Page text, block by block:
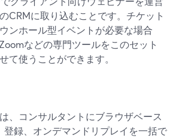
CRMに取り込むことです。チケット
ンホール型イベントが必要な場合
などの専門ツールをこのセット
て使うことができます。
、コンサルタントにブラウザベース
登録、オンデマンドリプレイを一括で